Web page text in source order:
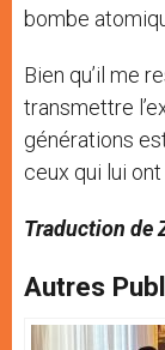
bombe
Bien qu’il me
transmettre
générations
ceux qui lui ont
Traduction de
Autres